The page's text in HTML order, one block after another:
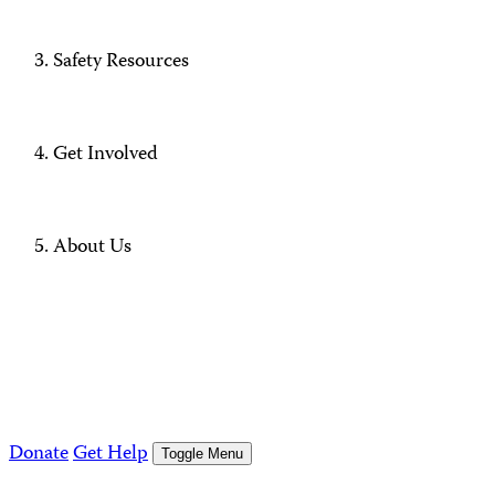
Safety Resources
Get Involved
About Us
DonateGet Help Toggle Menu